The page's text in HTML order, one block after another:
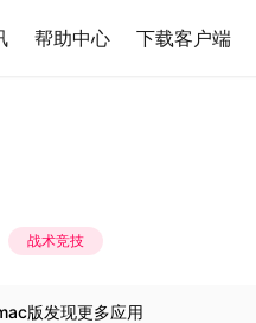
帮助中心 下载客户端
战术竞技
版发现更多应用